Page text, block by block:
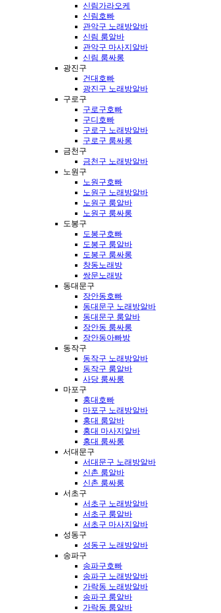
신림가라오케
신림호빠
관악구 노래방알바
신림 룸알바
관악구 마사지알바
신림 룸싸롱
광진구
건대호빠
광진구 노래방알바
구로구
구로구호빠
구디호빠
구로구 노래방알바
구로구 룸싸롱
금천구
금천구 노래방알바
노원구
노원구호빠
노원구 노래방알바
노원구 룸알바
노원구 룸싸롱
도봉구
도봉구호빠
도봉구 룸알바
도봉구 룸싸롱
창동노래방
쌍문노래방
동대문구
장안동호빠
동대문구 노래방알바
동대문구 룸알바
장안동 룸싸롱
장안동아빠방
동작구
동작구 노래방알바
동작구 룸알바
사당 룸싸롱
마포구
홍대호빠
마포구 노래방알바
홍대 룸알바
홍대 마사지알바
홍대 룸싸롱
서대문구
서대문구 노래방알바
신촌 룸알바
신촌 룸싸롱
서초구
서초구 노래방알바
서초구 룸알바
서초구 마사지알바
성동구
성동구 노래방알바
송파구
송파구호빠
송파구 노래방알바
가락동 노래방알바
송파구 룸알바
가락동 룸알바